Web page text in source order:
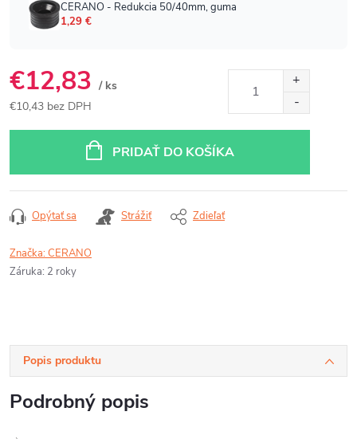
€12,83 / ks
€10,43 bez DPH
PRIDAŤ DO KOŠÍKA
Opýtať sa Strážiť Zdieľať
Značka:CERANO
Záruka: 2 roky
Popis produktu
Podrobný popis